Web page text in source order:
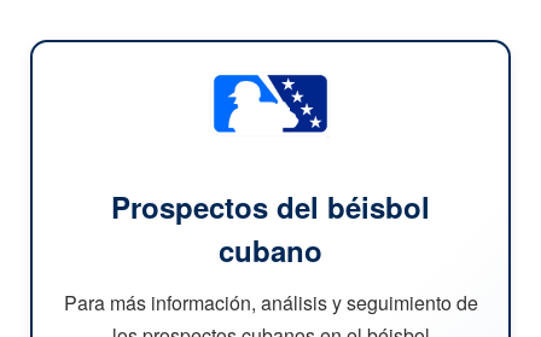
Prospectos del béisbol
cubano
Para más información, análisis y seguimiento de